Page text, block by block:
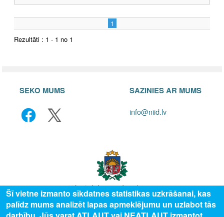
1
Rezultāti : 1 - 1 no 1
SEKO MUMS SAZINIES AR MUMS
info@niid.lv
© 2025 Valsts izglītības attīstības aģentūra, publicētā satura visas tiesības
Šī vietne izmanto sīkdatnes statistikas uzkrāšanai, kas
palīdz mums analizēt lapas apmeklējumu un uzlabot tās